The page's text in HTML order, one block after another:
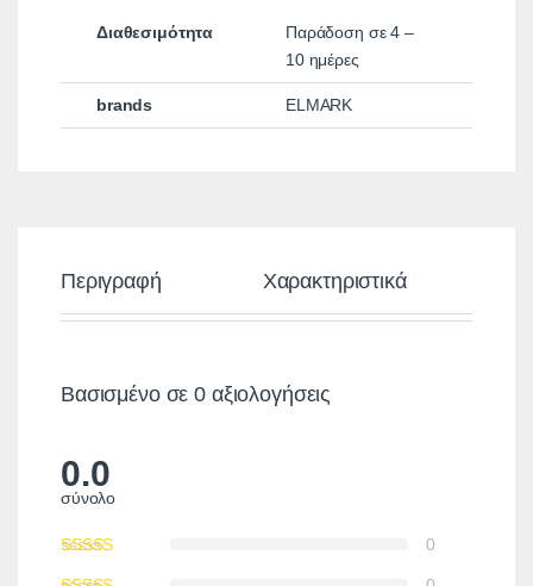
Διαθεσιμότητα
Παράδοση σε 4 –
10 ημέρες
brands ELMARK
Περιγραφή Χαρακτηριστικά
Βασισμένο σε 0 αξιολογήσεις
0.0
σύνολο
0